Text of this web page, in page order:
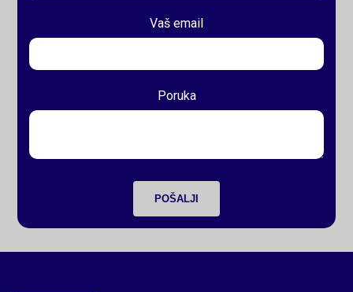
Vaš email
Poruka
POŠALJI